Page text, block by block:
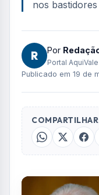
Fotos:
FOTO: AQUIVALE/
afirmado a